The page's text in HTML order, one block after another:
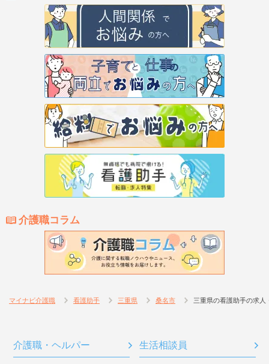
介護職コラム
マイナビ介護職 看護助手 三重県 桑名市 三重県の看護助手の求人
介護職・ヘルパー 生活相談員